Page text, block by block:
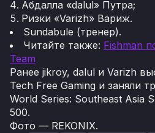
Абдалла «dalul» Путра;
Ризки «Varizh» Вариж.
Sundabule (тренер).
Читайте также: Fishman
Team
Ранее jikroy, dalul и Varizh
Tech Free Gaming и заняли
World Series: Southeast Asia
500.
Фото — REKONIX.